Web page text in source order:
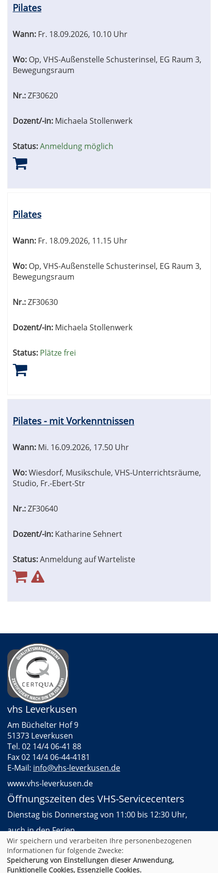
Pilates
Wann: Fr. 18.09.2026, 10.10 Uhr
Wo: Op, VHS-Außenstelle Schusterinsel, EG Raum 3,
Bewegungsraum
Nr.:ZF30620
Dozent/-in: Michaela Stollenwerk
Status:Anmeldung möglich
Pilates
Wann: Fr. 18.09.2026, 11.15 Uhr
Wo: Op, VHS-Außenstelle Schusterinsel, EG Raum 3,
Bewegungsraum
Nr.:ZF30630
Dozent/-in: Michaela Stollenwerk
Status: Plätze frei
Pilates - mit Vorkenntnissen
Wann: Mi. 16.09.2026, 17.50 Uhr
Wo:Wiesdorf, Musikschule, VHS-Unterrichtsräume,
Studio, Fr.-Ebert-Str
Nr.:ZF30640
Dozent/-in: Katharine Sehnert
Status:Anmeldung auf Warteliste
vhs Leverkusen
Am Büchelter Hof 9
51373 Leverkusen
Tel. 02 14/4 06-41 88
Fax 02 14/4 06-44-4181
E-Mail: info@vhs-leverkusen.de
www.vhs-leverkusen.de
Öffnungszeiten des VHS-Servicecenters
Dienstag bis Donnerstag von 11:00 bis 12:30 Uhr,
auch in den Ferien
AGB Impressum Datenschutz Widerruf
Wir speichern und verarbeiten Ihre personenbezogenen
Informationen für folgende Zwecke:
Speicherung von Einstellungen dieser Anwendung,
Funktionelle Cookies, Essenzielle Cookies.